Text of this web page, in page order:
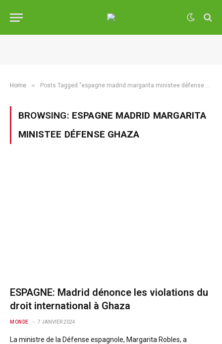
Home » Posts Tagged "espagne madrid margarita ministee défense ghaza"
BROWSING: ESPAGNE MADRID MARGARITA
MINISTEE DÉFENSE GHAZA
ESPAGNE: Madrid dénonce les violations du
droit international à Ghaza
MONDE 7 JANVIER 2024
La ministre de la Défense espagnole, Margarita Robles, a